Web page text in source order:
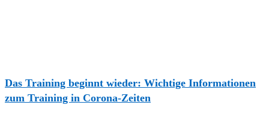
Das Training beginnt wieder: Wichtige Informationen
zum Training in Corona-Zeiten